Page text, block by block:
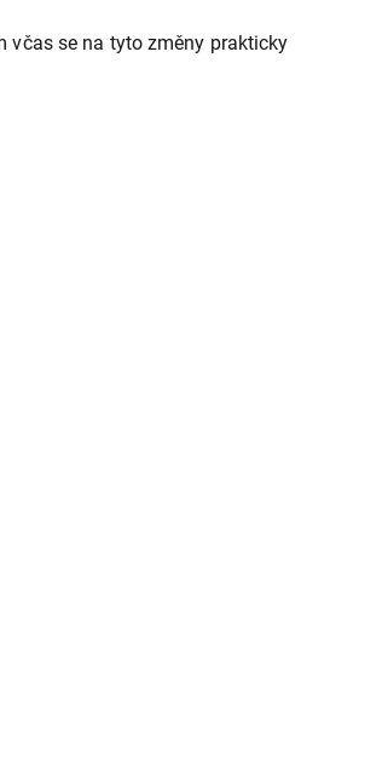
včas se na tyto změny prakticky